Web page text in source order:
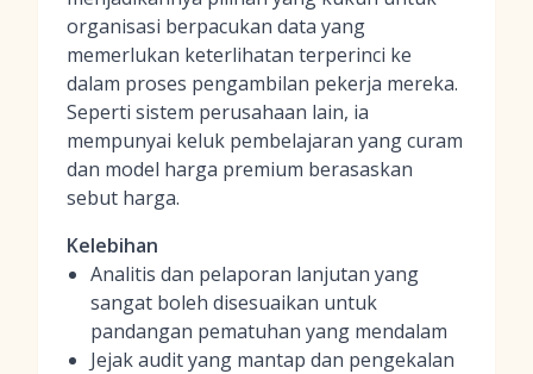
organisasi berpacukan data yang
memerlukan keterlihatan terperinci ke
dalam proses pengambilan pekerja mereka.
Seperti sistem perusahaan lain, ia
mempunyai keluk pembelajaran yang curam
dan model harga premium berasaskan
sebut harga.
Kelebihan
Analitis dan pelaporan lanjutan yang
sangat boleh disesuaikan untuk
pandangan pematuhan yang mendalam
Jejak audit yang mantap dan pengekalan